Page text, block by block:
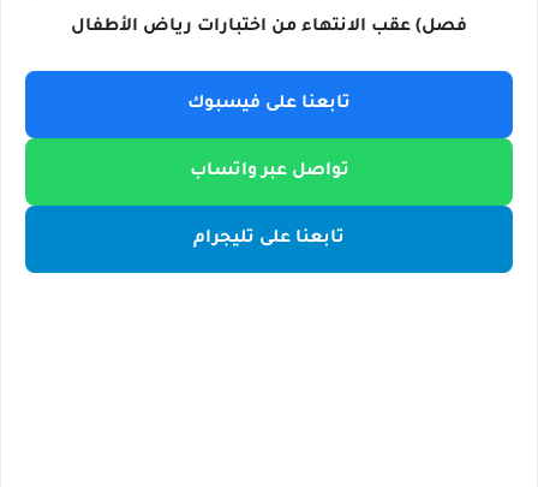
فصل) عقب الانتهاء من اختبارات رياض الأطفال
تابعنا على فيسبوك
تواصل عبر واتساب
تابعنا على تليجرام